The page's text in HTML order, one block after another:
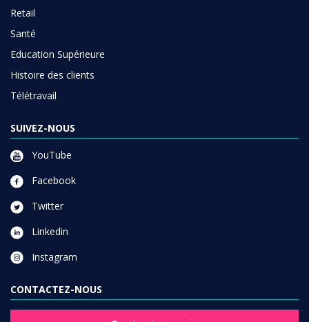
Retail
Santé
Education Supérieure
Histoire des clients
Télétravail
SUIVEZ-NOUS
YouTube
Facebook
Twitter
Linkedin
Instagram
CONTACTEZ-NOUS